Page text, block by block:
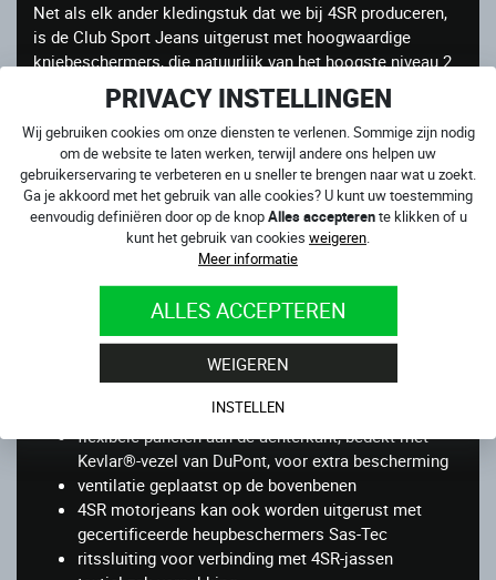
PRIVACY INSTELLINGEN
Wij gebruiken cookies om onze diensten te verlenen. Sommige zijn nodig
om de website te laten werken, terwijl andere ons helpen uw
gebruikerservaring te verbeteren en u sneller te brengen naar wat u zoekt.
Ga je akkoord met het gebruik van alle cookies? U kunt uw toestemming
eenvoudig definiëren door op de knopAlles accepterente klikken of u
kunt het gebruik van cookies weigeren
Meer informatie
ALLES ACCEPTEREN
WEIGEREN
INSTELLEN
Net als elk ander kledingstuk dat we bij 4SR produceren,
is de Club Sport Jeans uitgerust met hoogwaardige
kniebeschermers, die natuurlijk van het hoogste niveau 2
T + certificering zijn en met de ergonomische 3D-vorm
van de beschermer die niet alleen de knie maar ook het
scheenbeen beschermt. .
4SR kevlar motorjeans Club Sport Sky Blackzijn
verkrijgbaar in de lange lengte:
versterkt met DuPont™ Kevlar®-vezel op de knieën
en heupen
hoge kwaliteit Safe Tech kniebeschermers, EN
1621-1: 2012 LEVEL 2 T+ gecertificeerd, aanpasbaar
aan uw lengte. De beschermers zitten vast in onze
gepatenteerde zak die op geen enkel ander type
motorjeans te vinden is!
flexibele panelen aan de achterkant, bedekt met
Kevlar®-vezel van DuPont, voor extra bescherming
ventilatie geplaatst op de bovenbenen
4SR motorjeans kan ook worden uitgerust met
gecertificeerde heupbeschermers Sas-Tec
ritssluiting voor verbinding met 4SR-jassen